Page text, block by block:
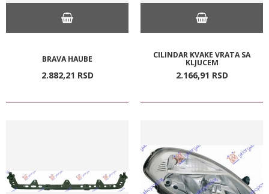
BRAVA HAUBE
2.882,21 RSD
CILINDAR KVAKE VRATA SA
KLJUCEM
2.166,91 RSD